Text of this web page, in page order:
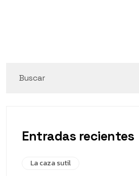
Entradas recientes
La caza sutil